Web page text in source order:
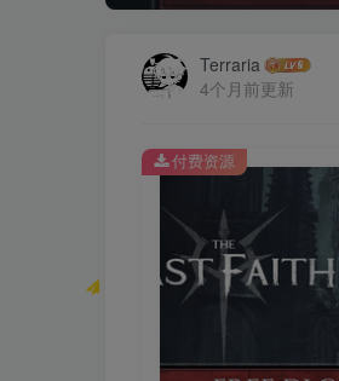
Terraria
4个月前更新
付费资源